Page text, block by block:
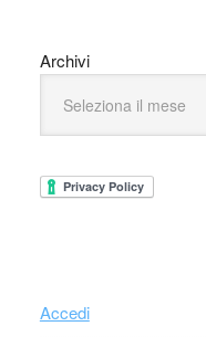
Archivi
Accedi